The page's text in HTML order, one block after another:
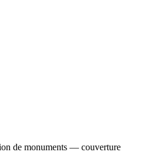
de monuments — couverture